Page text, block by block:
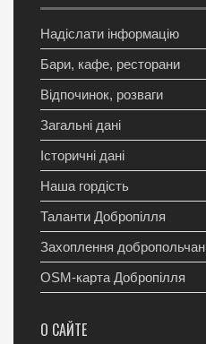
Надіслати інформацію
Бари, кафе, ресторани
Відпочинок, розваги
Загальні дані
Історичні дані
Наша гордість
Таланти Добропілля
Захоплення добропольчан
OSM-карта Добропілля
О САЙТЕ